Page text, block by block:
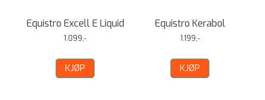
Equistro Excell E Liquid
1.099,-
KJØP
Equistro Kerabol
1.199,-
KJØP